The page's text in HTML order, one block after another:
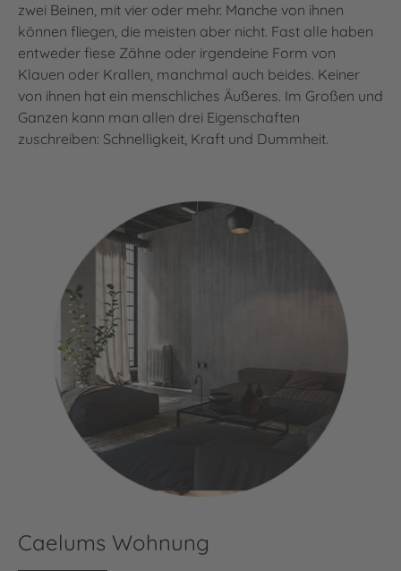
zwei Beinen, mit vier oder mehr. Manche von ihnen
können fliegen, die meisten aber nicht. Fast alle haben
entweder fiese Zähne oder irgendeine Form von
Klauen oder Krallen, manchmal auch beides. Keiner
von ihnen hat ein menschliches Äußeres. Im Großen und
Ganzen kann man allen drei Eigenschaften
zuschreiben: Schnelligkeit, Kraft und Dummheit.
Caelums Wohnung